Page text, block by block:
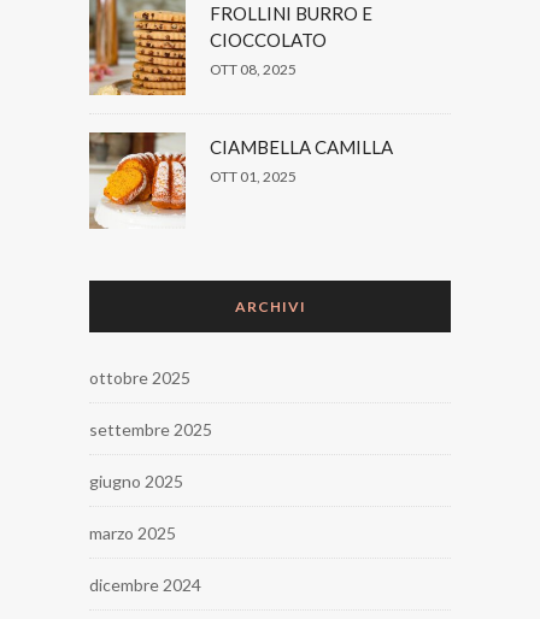
FROLLINI BURRO E
CIOCCOLATO
OTT 08, 2025
CIAMBELLA CAMILLA
OTT 01, 2025
ARCHIVI
ottobre 2025
settembre 2025
giugno 2025
marzo 2025
dicembre 2024